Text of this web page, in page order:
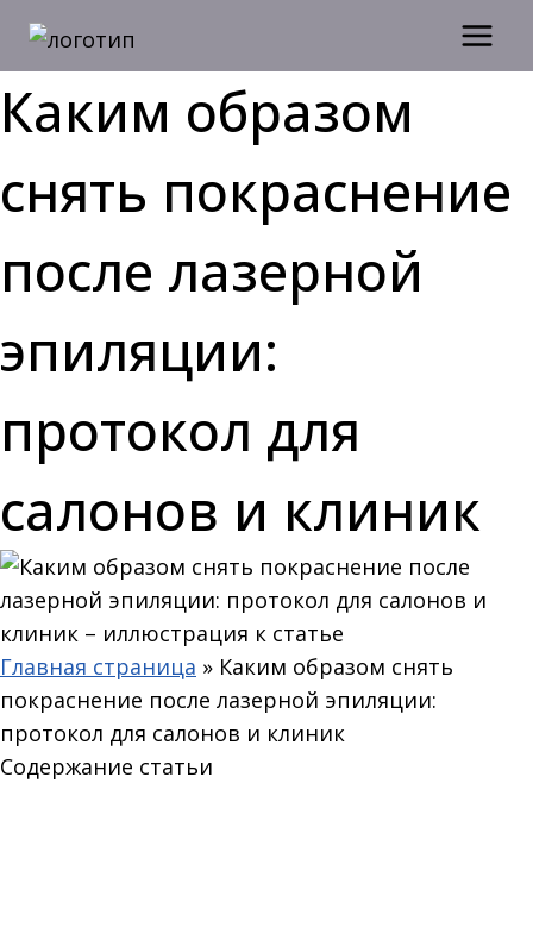
Каким образом
снять покраснение
после лазерной
эпиляции:
протокол для
салонов и клиник
Главная страница » Каким образом снять
покраснение после лазерной эпиляции:
протокол для салонов и клиник
Содержание статьи